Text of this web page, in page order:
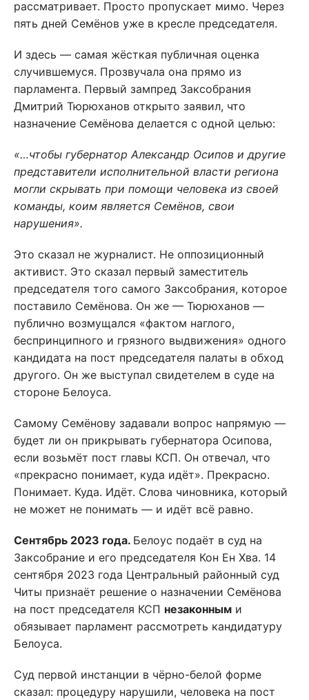
рассматривает. Просто пропускает мимо. Через
пять дней Семёнов уже в кресле председателя.
И здесь — самая жёсткая публичная оценка
случившемуся. Прозвучала она прямо из
парламента. Первый зампред Заксобрания
Дмитрий Тюрюханов открыто заявил, что
назначение Семёнова делается с одной целью:
«…чтобы губернатор Александр Осипов и другие
представители исполнительной власти региона
могли скрывать при помощи человека из своей
команды, коим является Семёнов, свои
нарушения».
Это сказал не журналист. Не оппозиционный
активист. Это сказал первый заместитель
председателя того самого Заксобрания, которое
поставило Семёнова. Он же — Тюрюханов —
публично возмущался «фактом наглого,
беспринципного и грязного выдвижения» одного
кандидата на пост председателя палаты в обход
другого. Он же выступал свидетелем в суде на
стороне Белоуса.
Самому Семёнову задавали вопрос напрямую —
будет ли он прикрывать губернатора Осипова,
если возьмёт пост главы КСП. Он отвечал, что
«прекрасно понимает, куда идёт». Прекрасно.
Понимает. Куда. Идёт. Слова чиновника, который
не может не понимать — и идёт всё равно.
Сентябрь 2023 года. Белоус подаёт в суд на
Заксобрание и его председателя Кон Ен Хва. 14
сентября 2023 года Центральный районный суд
Читы признаёт решение о назначении Семёнова
на пост председателя КСП незаконным и
обязывает парламент рассмотреть кандидатуру
Белоуса.
Суд первой инстанции в чёрно-белой форме
сказал: процедуру нарушили, человека на пост